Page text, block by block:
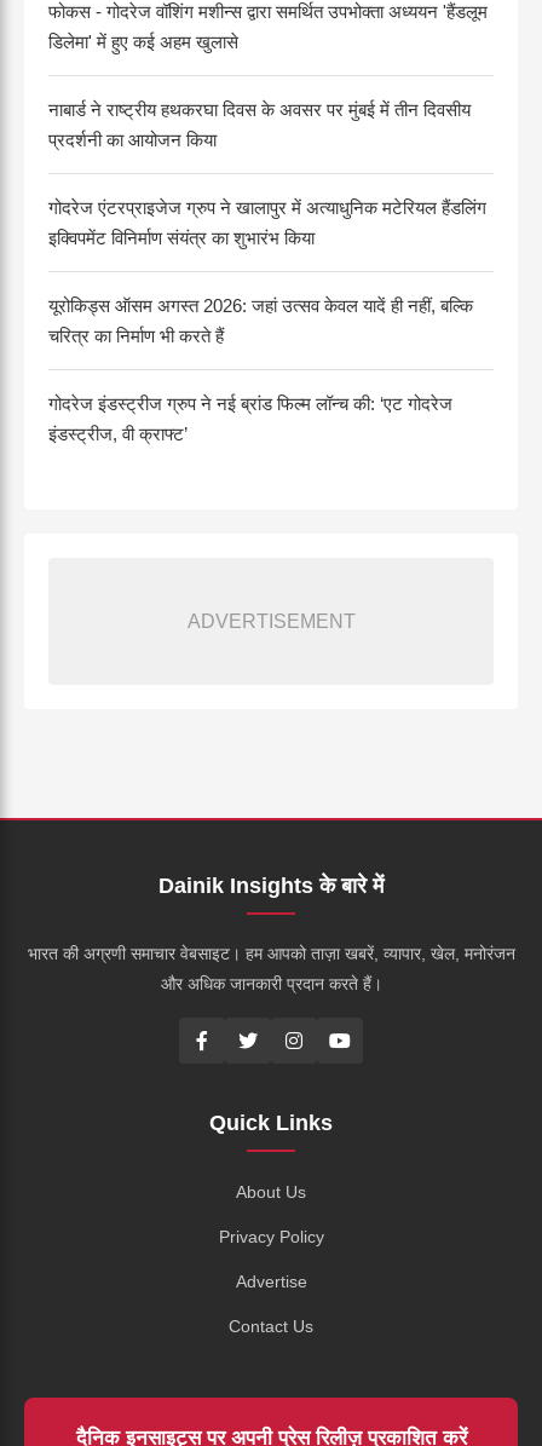
फोकस - गोदरेज वॉशिंग मशीन्स द्वारा समर्थित उपभोक्ता अध्ययन 'हैंडलूम
डिलेमा' में हुए कई अहम खुलासे
नाबार्ड ने राष्ट्रीय हथकरघा दिवस के अवसर पर मुंबई में तीन दिवसीय
प्रदर्शनी का आयोजन किया
गोदरेज एंटरप्राइजेज ग्रुप ने खालापुर में अत्याधुनिक मटेरियल हैंडलिंग
इक्विपमेंट विनिर्माण संयंत्र का शुभारंभ किया
यूरोकिड्स ऑसम अगस्त 2026: जहां उत्सव केवल यादें ही नहीं, बल्कि
चरित्र का निर्माण भी करते हैं
गोदरेज इंडस्ट्रीज ग्रुप ने नई ब्रांड फिल्म लॉन्च की: ‘एट गोदरेज
इंडस्ट्रीज, वी क्राफ्ट’
ADVERTISEMENT
Dainik Insights के बारे में
भारत की अग्रणी समाचार वेबसाइट। हम आपको ताज़ा खबरें, व्यापार, खेल, मनोरंजन
और अधिक जानकारी प्रदान करते हैं।
Quick Links
About Us
Privacy Policy
Advertise
Contact Us
दैनिक इनसाइट्स पर अपनी प्रेस रिलीज़ प्रकाशित करें